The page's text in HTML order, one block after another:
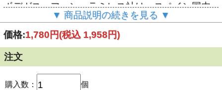
ボデガス・ファン・ラミレス社は、スペイン国内
で最大の耕作面積を誇るラ・マンチャ州のバルデ
ペーニャス地方に位置します。州の中でも比較的
標高が高く、昼夜の温度差と年間の日照量が平均
2,200時間という環境から、良質なブドウが実りま
す。
徹底した品質管理の下、満足感が味わえるバリュ
ーなスペインワインをどうぞお試しください。
▼ 商品説明の続きを見る ▼
価格:1,780円(税込 1,958円)
注文
購入数： 個